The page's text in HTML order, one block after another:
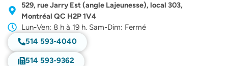
529, rue Jarry Est (angle Lajeunesse), local 303,
Montréal QC H2P 1V4
Lun-Ven: 8 h à 19 h. Sam-Dim: Fermé
514 593-4040
514 593-9362